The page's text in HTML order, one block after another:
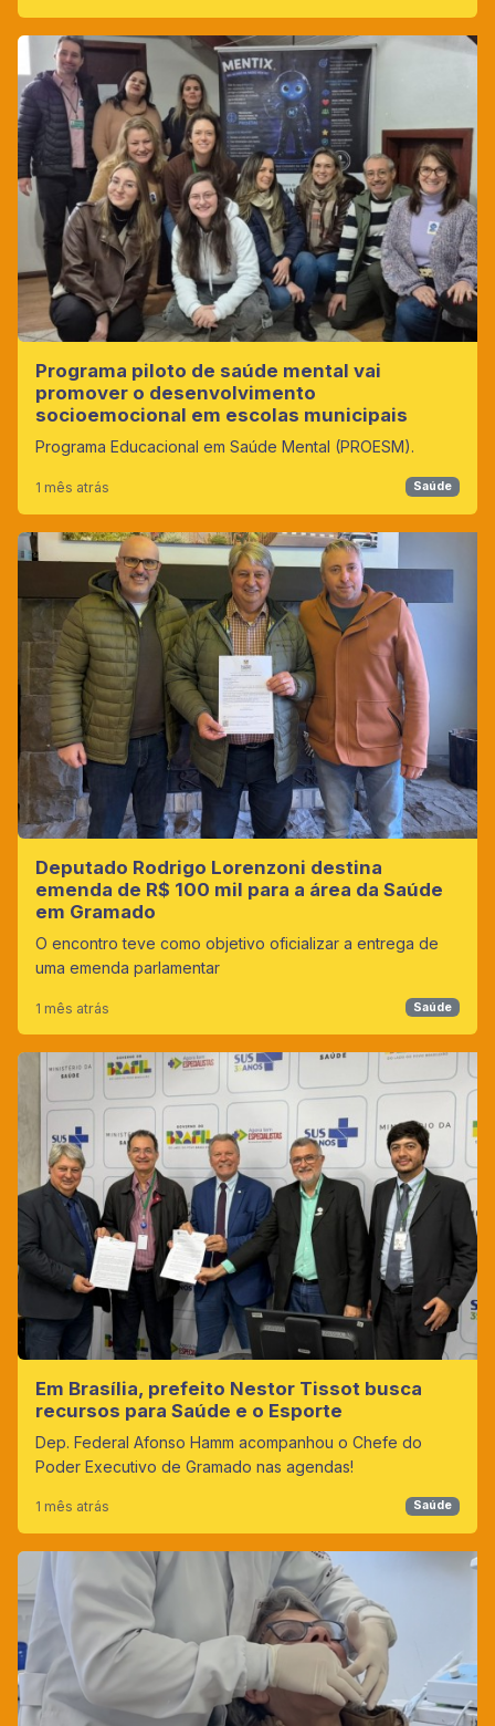
Programa piloto de saúde mental vai
promover o desenvolvimento
socioemocional em escolas municipais
Programa Educacional em Saúde Mental (PROESM).
1 mês atrás Saúde
Deputado Rodrigo Lorenzoni destina
emenda de R$ 100 mil para a área da Saúde
em Gramado
O encontro teve como objetivo oficializar a entrega de
uma emenda parlamentar
1 mês atrás Saúde
Em Brasília, prefeito Nestor Tissot busca
recursos para Saúde e o Esporte
Dep. Federal Afonso Hamm acompanhou o Chefe do
Poder Executivo de Gramado nas agendas!
1 mês atrás Saúde